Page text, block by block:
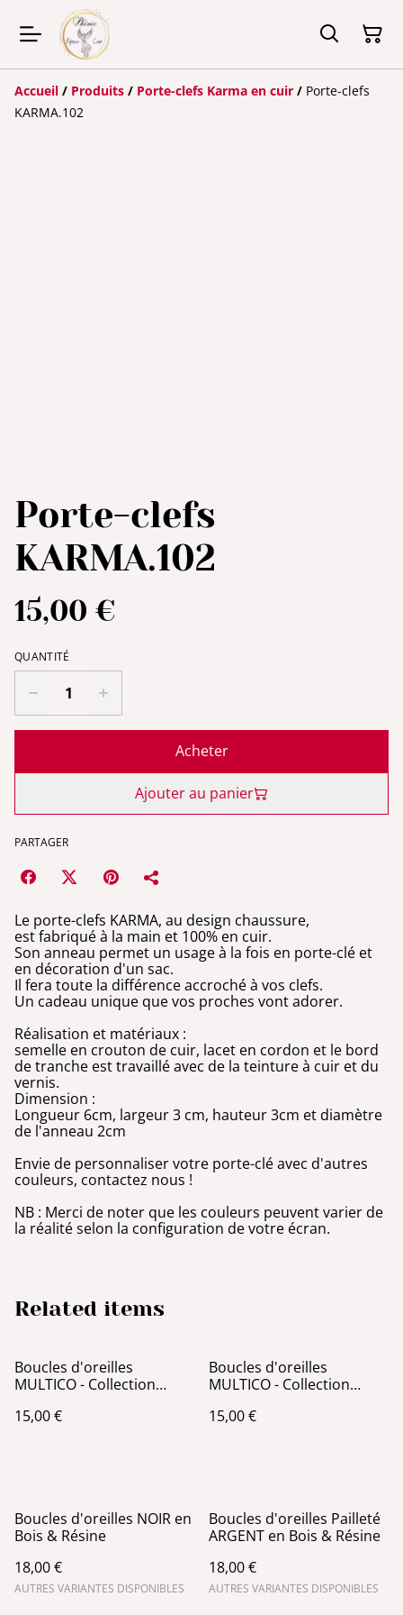
Accueil / Produits / Porte-clefs Karma en cuir / Porte-clefs
KARMA.102
Porte-clefs
KARMA.102
15,00 €
QUANTITÉ
Acheter
Ajouter au panier
PARTAGER
Le porte-clefs KARMA, au design chaussure,
est fabriqué à la main et 100% en cuir.
Son anneau permet un usage à la fois en porte-clé et
en décoration d'un sac.
Il fera toute la différence accroché à vos clefs.
Un cadeau unique que vos proches vont adorer.
Réalisation et matériaux :
semelle en crouton de cuir, lacet en cordon et le bord
de tranche est travaillé avec de la teinture à cuir et du
vernis.
Dimension :
Longueur 6cm, largeur 3 cm, hauteur 3cm et diamètre
de l'anneau 2cm
Envie de personnaliser votre porte-clé avec d'autres
couleurs, contactez nous !
NB : Merci de noter que les couleurs peuvent varier de
la réalité selon la configuration de votre écran.
Related items
Boucles d'oreilles
MULTICO - Collection
15,00 €
Boucles d'oreilles
MULTICO - Collection
Marron
15,00 €
Boucles d'oreilles NOIR en
Bois & Résine
18,00 €
AUTRES VARIANTES DISPONIBLES
Boucles d'oreilles Pailleté
ARGENT en Bois & Résine
18,00 €
AUTRES VARIANTES DISPONIBLES